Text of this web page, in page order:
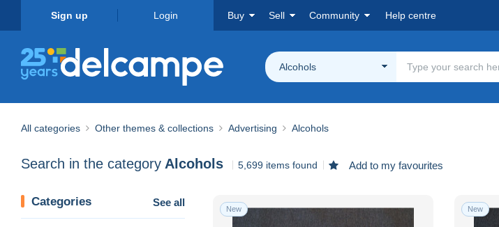
Sign up Login Buy Sell Community Help centre
Alcohols
All categories Other themes & collections Advertising Alcohols
Search in the category Alcohols 5,699 items found Add to my favourites
Categories See all
New New